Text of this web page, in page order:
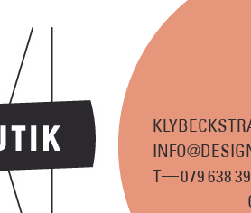
T—07963839